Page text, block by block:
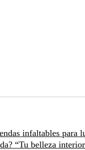
infaltables para
“Tu belleza